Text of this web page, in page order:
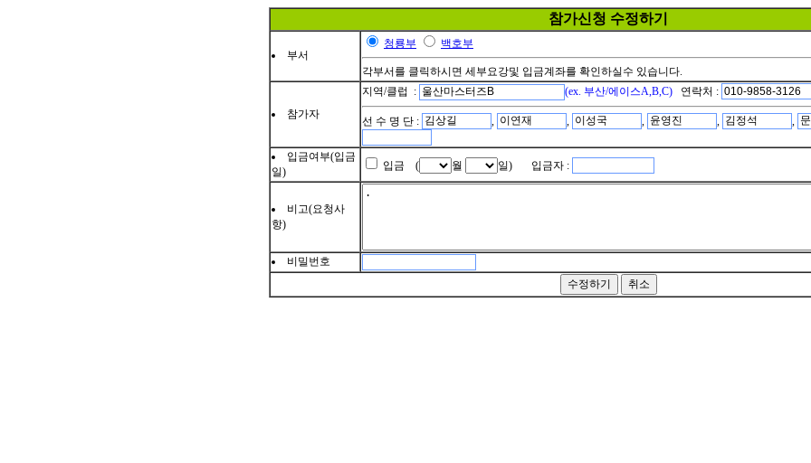
참가신청 수정하기
부서
청룡부 백호부
각부서를 클릭하시면 세부요강및 입금계좌를 확인하실수 있습니다.
참가자
지역/클럽 : (ex. 부산/에이스A,B,C) 연락처 :
선 수 명 단 :
입금여부(입금
일)
입금 ( 월 일) 입금자 :
비고(요청사
항)
비밀번호